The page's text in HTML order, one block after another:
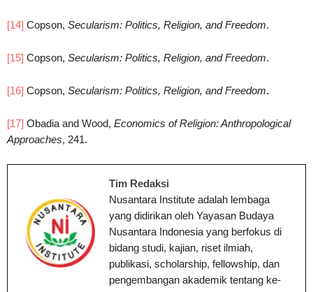
[14] Copson, Secularism: Politics, Religion, and Freedom.
[15] Copson, Secularism: Politics, Religion, and Freedom.
[16] Copson, Secularism: Politics, Religion, and Freedom.
[17] Obadia and Wood, Economics of Religion: Anthropological
Approaches, 241.
Tim Redaksi
Nusantara Institute adalah lembaga
yang didirikan oleh Yayasan Budaya
Nusantara Indonesia yang berfokus di
bidang studi, kajian, riset ilmiah,
publikasi, scholarship, fellowship, dan
pengembangan akademik tentang ke-